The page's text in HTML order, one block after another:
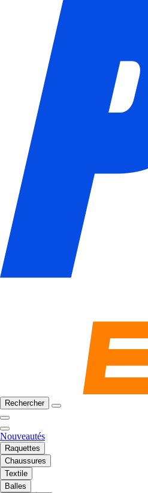
Rechercher
Nouveautés
Raquettes
Chaussures
Textile
Balles